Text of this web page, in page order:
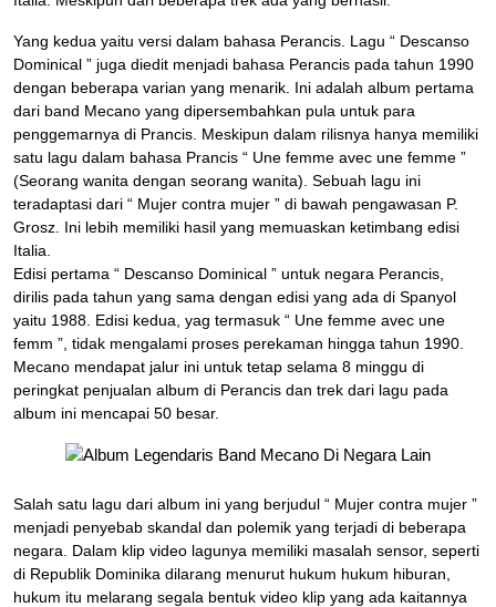
Yang kedua yaitu versi dalam bahasa Perancis. Lagu “ Descanso
Dominical ” juga diedit menjadi bahasa Perancis pada tahun 1990
dengan beberapa varian yang menarik. Ini adalah album pertama
dari band Mecano yang dipersembahkan pula untuk para
penggemarnya di Prancis. Meskipun dalam rilisnya hanya memiliki
satu lagu dalam bahasa Prancis “ Une femme avec une femme ”
(Seorang wanita dengan seorang wanita). Sebuah lagu ini
teradaptasi dari “ Mujer contra mujer ” di bawah pengawasan P.
Grosz. Ini lebih memiliki hasil yang memuaskan ketimbang edisi
Italia.
Edisi pertama “ Descanso Dominical ” untuk negara Perancis,
dirilis pada tahun yang sama dengan edisi yang ada di Spanyol
yaitu 1988. Edisi kedua, yag termasuk “ Une femme avec une
femm ”, tidak mengalami proses perekaman hingga tahun 1990.
Mecano mendapat jalur ini untuk tetap selama 8 minggu di
peringkat penjualan album di Perancis dan trek dari lagu pada
album ini mencapai 50 besar.
Salah satu lagu dari album ini yang berjudul “ Mujer contra mujer ”
menjadi penyebab skandal dan polemik yang terjadi di beberapa
negara. Dalam klip video lagunya memiliki masalah sensor, seperti
di Republik Dominika dilarang menurut hukum hukum hiburan,
hukum itu melarang segala bentuk video klip yang ada kaitannya